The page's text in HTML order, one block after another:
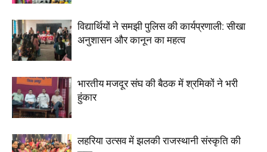
विद्यार्थियों ने समझी पुलिस की कार्यप्रणाली: सीखा
अनुशासन और कानून का महत्व
भारतीय मजदूर संघ की बैठक में श्रमिकों ने भरी
हुंकार
लहरिया उत्सव में झलकी राजस्थानी संस्कृति की